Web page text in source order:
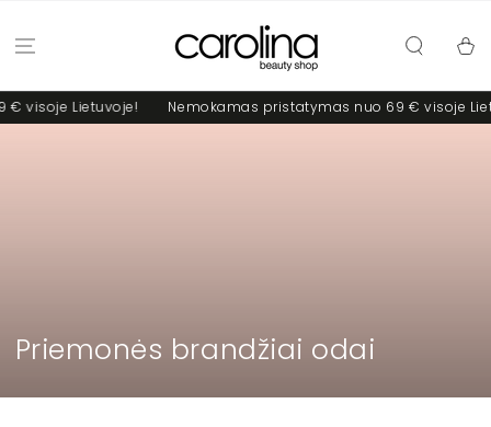
Lietuvoje! Nemokamas pristatymas nuo 69 € visoje Lietuvoje!
Kolekcija:
Priemonės brandžiai odai